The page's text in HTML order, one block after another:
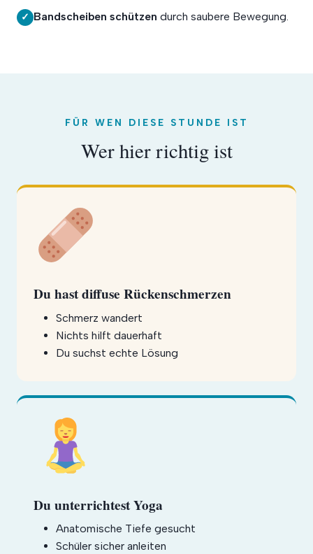
✓ Bandscheiben schützen durch saubere Bewegung.
FÜR WEN DIESE STUNDE IST
Wer hier richtig ist
Du hast diffuse Rückenschmerzen
Schmerz wandert
Nichts hilft dauerhaft
Du suchst echte Lösung
Du unterrichtest Yoga
Anatomische Tiefe gesucht
Schüler sicher anleiten